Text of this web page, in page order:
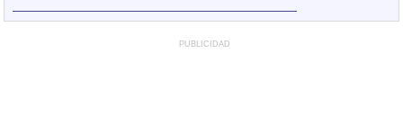
PUBLICIDAD